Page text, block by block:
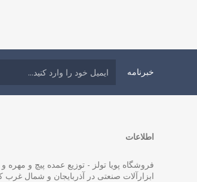
خبرنامه
اطلاعات
فروشگاه پویا تولز - توزیع عمده پیچ و مهره و
ابزارآلات صنعتی در آذربایجان و شمال غرب